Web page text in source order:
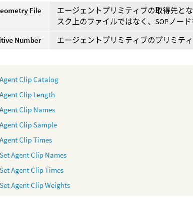
File エージェントプリミティブの取得先と
スク上のファイルではなく、SOPノー
Number
エージェントプリミティブのプリミティ
Agent Clip Catalog
Agent Clip Length
Agent Clip Names
Agent Clip Sample
Agent Clip Times
Set Agent Clip Names
Set Agent Clip Times
Set Agent Clip Weights